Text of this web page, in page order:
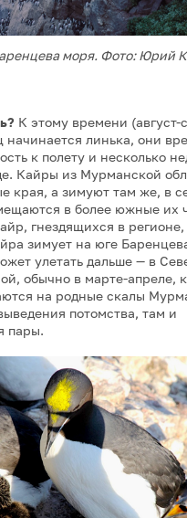
моря. Фото: Юрий
К этому времени (август-
начинается линька, они
к полету и несколько
Кайры из Мурманской
края, а зимуют там же, в
в более южные их
гнездящихся в регионе,
зимует на юге
улетать дальше — в
обычно в марте-апреле,
на родные скалы
потомства, там и
пары.